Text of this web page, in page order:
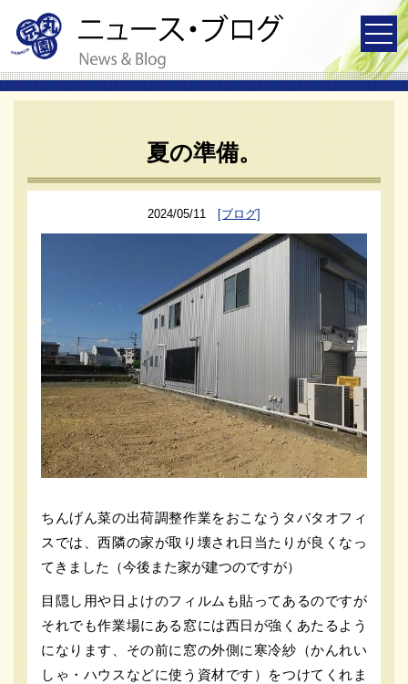
夏の準備。
2024/05/11 [ブログ]
ちんげん菜の出荷調整作業をおこなうタバタオフィ
スでは、西隣の家が取り壊され日当たりが良くなっ
てきました（今後また家が建つのですが）
目隠し用や日よけのフィルムも貼ってあるのですが
それでも作業場にある窓には西日が強くあたるよう
になります、その前に窓の外側に寒冷紗（かんれい
しゃ・ハウスなどに使う資材です）をつけてくれま